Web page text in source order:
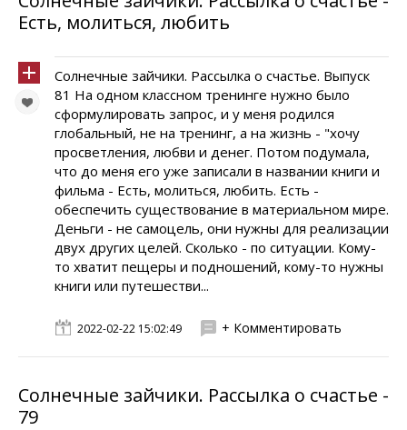
Есть, молиться, любить
Солнечные зайчики. Pассылка о счастье. Выпуск
81 На одном классном тренинге нужно было
сформулировать запрос, и у меня родился
глобальный, не на тренинг, а на жизнь - "хочу
просветления, любви и денег. Потом подумала,
что до меня его уже записали в названии книги и
фильма - Есть, молиться, любить. Есть -
обеспечить существование в материальном мире.
Деньги - не самоцель, они нужны для реализации
двух других целей. Сколько - по ситуации. Кому-
то хватит пещеры и подношений, кому-то нужны
книги или путешестви...
2022-02-22 15:02:49 + Комментировать
Солнечные зайчики. Pассылка о счастье -
79